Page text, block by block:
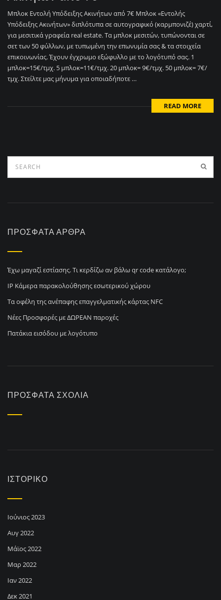
Μπλοκ Εντολή Υπόδειξης Ακινήτων από 7€ Μπλοκ «Εντολής
Υπόδειξης Ακινήτων» διπλότυπα σε αυτογραφικό (καρμπονιζέ) χαρτί,
για μεσιτικά γραφεία real estate. Τα μπλοκ μεσιτών, τυπώνονται σε
σετ των 50 φύλλων, με τυπωμένη την επωνυμία σας & τα στοιχεία
επικοινωνίας. Έχουν έγχρωμο εξώφυλλο με το λογότυπό σας. 1
μπλοκ=15€/τμχ. 5 μπλοκ=11€/τμχ. 20 μπλοκ= 9€/τμχ. 50 μπλοκ= 7€/
τμχ. Στείλτε μας μήνυμα για οποιαδήποτε …
READ MORE
ΠΡΌΣΦΑΤΑ ΆΡΘΡΑ
Έχω μαγαζί εστίασης. Τι κερδίζω αν βάλω qr code κατάλογο;
IP Κάμερα παρακολούθησης εσωτερικού χώρου
Τα οφέλη της ανέπαφης επαγγελματικής κάρτας NFC
Νέες Προσφορές με ΔΩΡΕΑΝ παροχές
Πατάκια εισόδου με λογότυπο
ΠΡΌΣΦΑΤΑ ΣΧΌΛΙΑ
ΙΣΤΟΡΙΚΌ
Ιούνιος 2023
Αυγ 2022
Μάϊος 2022
Μαρ 2022
Ιαν 2022
Δεκ 2021